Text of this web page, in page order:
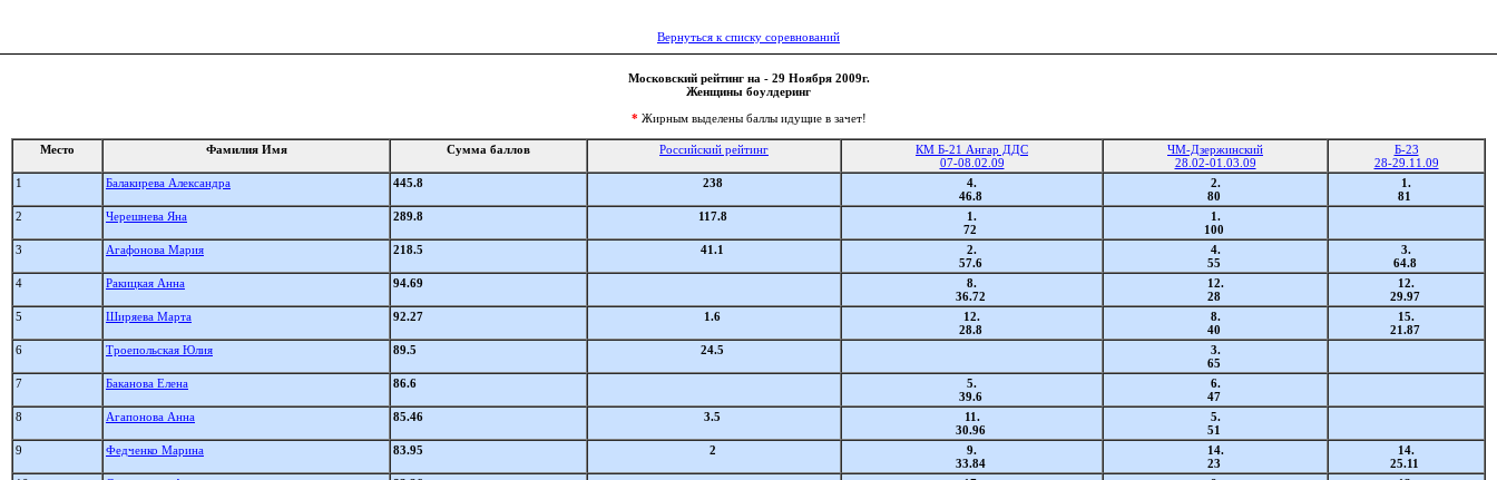
Вернуться к списку соревнований
Московский рейтинг на - 29 Ноября 2009г.
Женщины боулдеринг
* Жирным выделены баллы идущие в зачет!
Место Фамилия Имя Сумма баллов Российский рейтинг
КМ Б-21 Ангар ДДС
07-08.02.09
ЧМ-Дзержинский
28.02-01.03.09
Б-23
28-29.11.09
1
Балакирева Александра 445.8 238
4.
46.8
2.
80
1.
81
2
Черешнева Яна 289.8 117.8
1.
72
1.
100
3
Агафонова Мария 218.5 41.1
2.
57.6
4.
55
3.
64.8
4
Ракицкая Анна 94.69
8.
36.72
12.
28
12.
29.97
5
Ширяева Марта 92.27 1.6
12.
28.8
8.
40
15.
21.87
6
Троепольская Юлия 89.5 24.5
3.
65
7
Баканова Елена 86.6
5.
39.6
6.
47
8
Агапонова Анна 85.46 3.5
11.
30.96
5.
51
9
Федченко Марина 83.95 2
9.
33.84
14.
23
14.
25.11